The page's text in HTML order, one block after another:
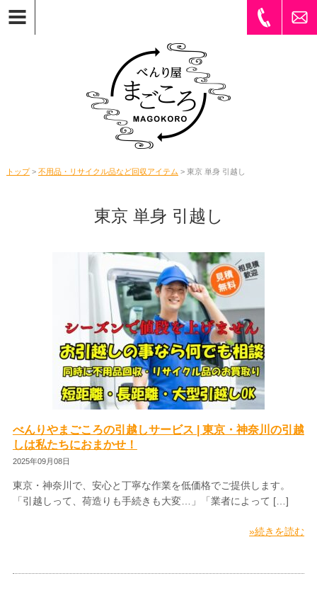
トップ> 不用品・リサイクル品など回収アイテム > 東京 単身 引越し
東京 単身 引越し
べんりやまごころの引越しサービス | 東京・神奈川の引越
しは私たちにおまかせ！
2025年09月08日
東京・神奈川で、安心と丁寧な作業を低価格でご提供します。
「引越しって、荷造りも手続きも大変…」「業者によって […]
»続きを読む